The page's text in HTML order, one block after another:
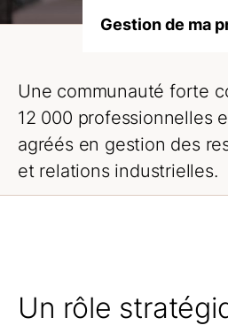
Gestion de ma
La cotisation
Renouvellement
Guide des
Une communauté forte
12 000 professionnelles
agréés en gestion des
et relations industrielles.
Un rôle